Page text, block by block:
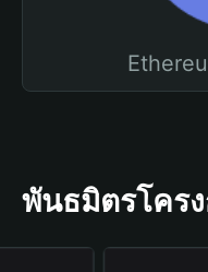
พันธมิตรโคร